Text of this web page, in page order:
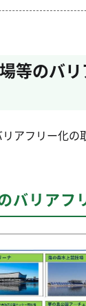
等のバ
アフリー化の
バリアフ